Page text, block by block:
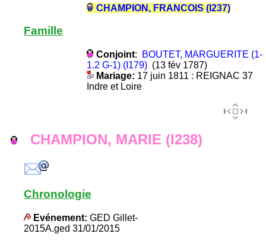
CHAMPION, FRANCOIS (I237)
Famille
Conjoint:
BOUTET, MARGUERITE (1-
1.2 G-1) (I179)(13 fév 1787)
Mariage: 17 juin 1811 : REIGNAC 37
Indre et Loire
CHAMPION, MARIE (I238)
Chronologie
Evénement: GED Gillet-
2015A.ged 31/01/2015